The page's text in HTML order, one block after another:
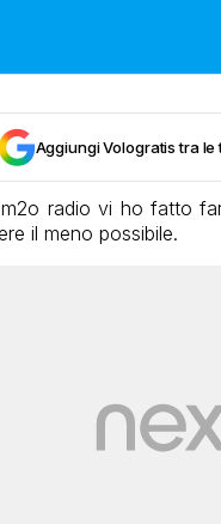
Aggiungi Vologratis tra
radio vi ho fatto
il meno possibile.